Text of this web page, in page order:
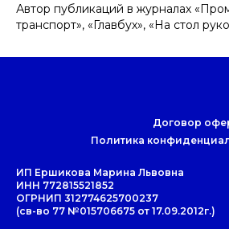
Автор публикаций в журналах
транспорт», «Главбух», «На стол
Договор
Политика
ИП Ершикова Марина Львовна
ИНН 772815521852
ОГРНИП 312774625700237
(св-во 77 №015706675 от 17.09.2012г.)